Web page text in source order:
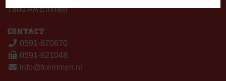
7800 AA Emmen
CONTACT
0591-670670
0591-621048
info@fcemmen.nl